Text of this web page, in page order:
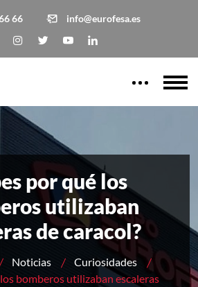
66 info@eurofesa.es
por qué los
utilizaban
de caracol?
Noticias
Curiosidades
bomberos utilizaban escaleras